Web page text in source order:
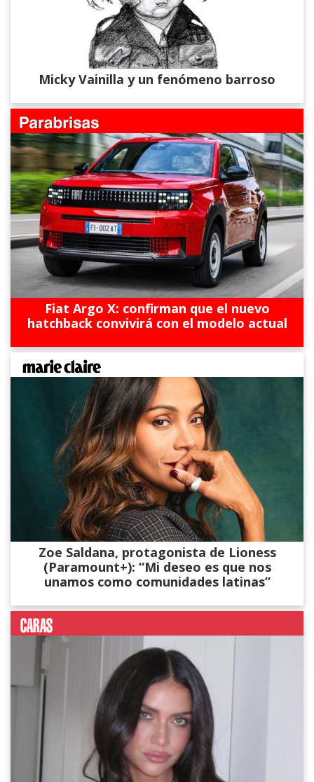
Micky Vainilla y un fenómeno barroso
Fiat Argo X: confirman que el nuevo
hatchback convivirá con el modelo actual
Zoe Saldana, protagonista de Lioness
(Paramount+): “Mi deseo es que nos
unamos como comunidades latinas”